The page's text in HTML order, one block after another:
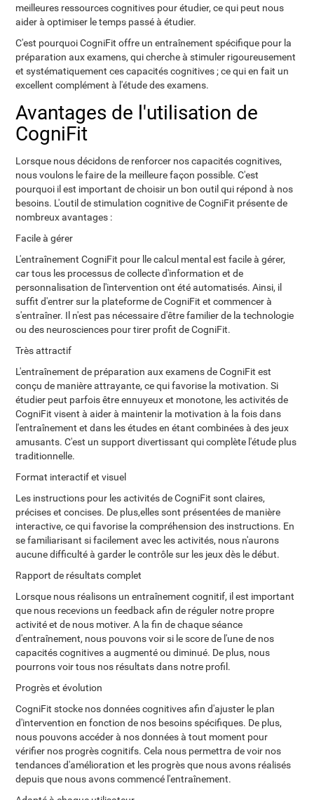
meilleures ressources cognitives pour étudier, ce qui peut nous
aider à optimiser le temps passé à étudier.
C'est pourquoi CogniFit offre un entraînement spécifique pour la
préparation aux examens, qui cherche à stimuler rigoureusement
et systématiquement ces capacités cognitives ; ce qui en fait un
excellent complément à l'étude des examens.
Avantages de l'utilisation de
CogniFit
Lorsque nous décidons de renforcer nos capacités cognitives,
nous voulons le faire de la meilleure façon possible. C'est
pourquoi il est important de choisir un bon outil qui répond à nos
besoins. L'outil de stimulation cognitive de CogniFit présente de
nombreux avantages :
Facile à gérer
L'entraînement CogniFit pour lle calcul mental est facile à gérer,
car tous les processus de collecte d'information et de
personnalisation de l'intervention ont été automatisés. Ainsi, il
suffit d'entrer sur la plateforme de CogniFit et commencer à
s'entraîner. Il n'est pas nécessaire d'être familier de la technologie
ou des neurosciences pour tirer profit de CogniFit.
Très attractif
L'entraînement de préparation aux examens de CogniFit est
conçu de manière attrayante, ce qui favorise la motivation. Si
étudier peut parfois être ennuyeux et monotone, les activités de
CogniFit visent à aider à maintenir la motivation à la fois dans
l'entraînement et dans les études en étant combinées à des jeux
amusants. C'est un support divertissant qui complète l'étude plus
traditionnelle.
Format interactif et visuel
Les instructions pour les activités de CogniFit sont claires,
précises et concises. De plus,elles sont présentées de manière
interactive, ce qui favorise la compréhension des instructions. En
se familiarisant si facilement avec les activités, nous n'aurons
aucune difficulté à garder le contrôle sur les jeux dès le début.
Rapport de résultats complet
Lorsque nous réalisons un entraînement cognitif, il est important
que nous recevions un feedback afin de réguler notre propre
activité et de nous motiver. A la fin de chaque séance
d'entraînement, nous pouvons voir si le score de l'une de nos
capacités cognitives a augmenté ou diminué. De plus, nous
pourrons voir tous nos résultats dans notre profil.
Progrès et évolution
CogniFit stocke nos données cognitives afin d'ajuster le plan
d'intervention en fonction de nos besoins spécifiques. De plus,
nous pouvons accéder à nos données à tout moment pour
vérifier nos progrès cognitifs. Cela nous permettra de voir nos
tendances d'amélioration et les progrès que nous avons réalisés
depuis que nous avons commencé l'entraînement.